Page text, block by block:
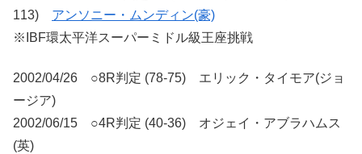
113) アンソニー・ムンディン(豪)
※IBF環太平洋スーパーミドル級王座挑戦
2002/04/26 ○8R判定 (78-75) エリック・タイモア(ジョ
ージア)
2002/06/15 ○4R判定 (40-36) オジェイ・アブラハムス
(英)